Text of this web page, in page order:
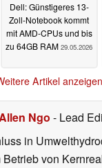
Dell: Günstigeres 13-
Zoll-Notebook kommt
mit AMD-CPUs und bis
zu 64GB RAM 29.05.2026
Artikel anzeigen
Ngo - Lead
in
von